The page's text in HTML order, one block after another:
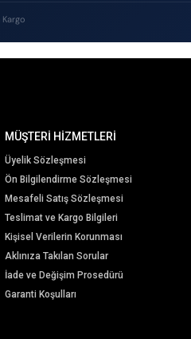
MÜŞTERİ HİZMETLERİ
Üyelik Sözleşmesi
Ön Bilgilendirme Sözleşmesi
Mesafeli Satış Sözleşmesi
Teslimat ve Kargo Bilgileri
Kişisel Verilerin Korunması
Aklınıza Takılan Sorular
İade ve Değişim Prosedürü
Garanti Koşulları